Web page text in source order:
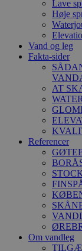
Lave
Høje
Vand og leg
Fakta-sider
AT
Referencer
Om vandleg